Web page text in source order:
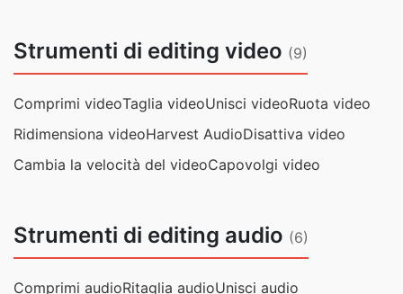
Strumenti di editing video (9)
Comprimi videoTaglia videoUnisci videoRuota video
Ridimensiona videoHarvest AudioDisattiva video
Cambia la velocità del videoCapovolgi video
Strumenti di editing audio (6)
Comprimi audioRitaglia audioUnisci audio